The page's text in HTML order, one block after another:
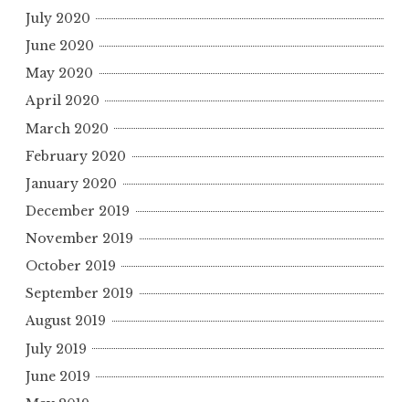
July 2020
June 2020
May 2020
April 2020
March 2020
February 2020
January 2020
December 2019
November 2019
October 2019
September 2019
August 2019
July 2019
June 2019